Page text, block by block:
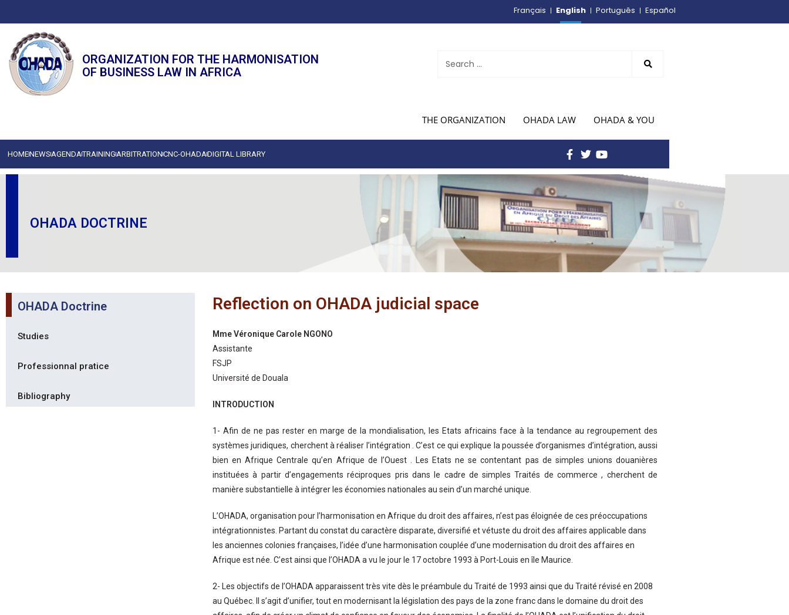
Français English Português Español
ORGANIZATION FOR THE HARMONISATION
OF BUSINESS LAW IN AFRICA
THE ORGANIZATION OHADA LAW OHADA & YOU
HOMENEWSAGENDATRAININGARBITRATIONCNC-OHADADIGITAL LIBRARY
OHADA DOCTRINE
OHADA Doctrine
Studies
Professionnal pratice
Bibliography
Reflection on OHADA judicial space
Mme Véronique Carole NGONO
Assistante
FSJP
Université de Douala
INTRODUCTION
1- Afin de ne pas rester en marge de la mondialisation, les Etats africains face à la tendance au regroupement des
systèmes juridiques, cherchent à réaliser l’intégration . C’est ce qui explique la poussée d’organismes d’intégration, aussi
bien en Afrique Centrale qu’en Afrique de l’Ouest . Les Etats ne se contentant pas de simples unions douanières
instituées à partir d’engagements réciproques pris dans le cadre de simples Traités de commerce , cherchent de
manière substantielle à intégrer les économies nationales au sein d’un marché unique.
L’OHADA, organisation pour l’harmonisation en Afrique du droit des affaires, n’est pas éloignée de ces préoccupations
intégrationnistes. Partant du constat du caractère disparate, diversifié et vétuste du droit des affaires applicable dans
les anciennes colonies françaises, l’idée d’une harmonisation couplée d’une modernisation du droit des affaires en
Afrique est née. C’est ainsi que l’OHADA a vu le jour le 17 octobre 1993 à Port-Louis en île Maurice.
2- Les objectifs de l’OHADA apparaissent très vite dès le préambule du Traité de 1993 ainsi que du Traité révisé en 2008
au Québec. Il s’agit d’unifier, tout en modernisant la législation des pays de la zone franc dans le domaine du droit des